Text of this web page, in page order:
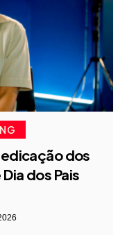
dos
dos Pais